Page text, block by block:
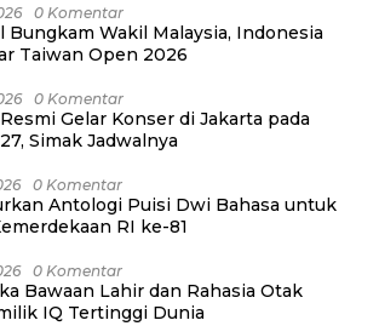
0 Komentar
Bungkam Wakil Malaysia, Indonesia
Taiwan Open 2026
0 Komentar
Gelar Konser di Jakarta pada
Simak Jadwalnya
0 Komentar
Antologi Puisi Dwi Bahasa untuk
RI ke-81
0 Komentar
Bawaan Lahir dan Rahasia Otak
IQ Tertinggi Dunia